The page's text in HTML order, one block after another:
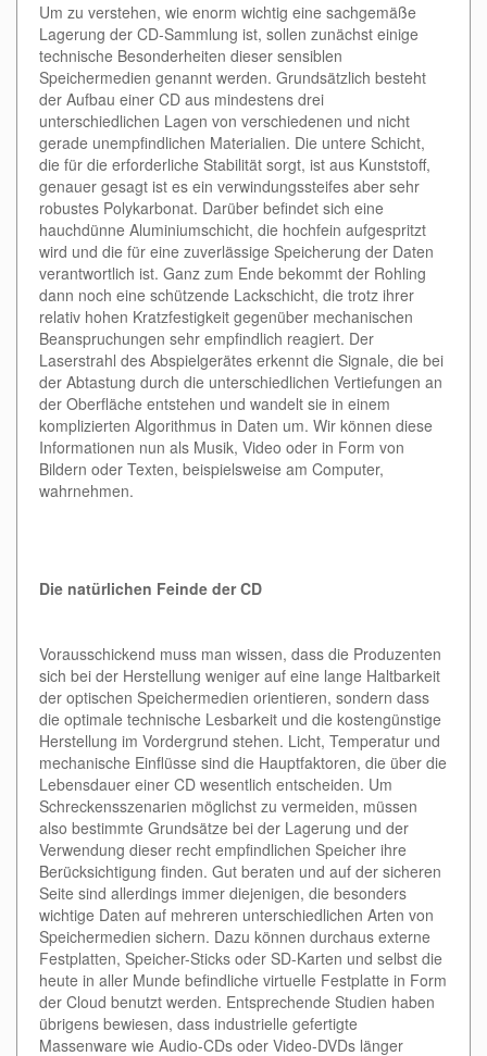
Um zu verstehen, wie enorm wichtig eine sachgemäße
Lagerung der CD-Sammlung ist, sollen zunächst einige
technische Besonderheiten dieser sensiblen
Speichermedien genannt werden. Grundsätzlich besteht
der Aufbau einer CD aus mindestens drei
unterschiedlichen Lagen von verschiedenen und nicht
gerade unempfindlichen Materialien. Die untere Schicht,
die für die erforderliche Stabilität sorgt, ist aus Kunststoff,
genauer gesagt ist es ein verwindungssteifes aber sehr
robustes Polykarbonat. Darüber befindet sich eine
hauchdünne Aluminiumschicht, die hochfein aufgespritzt
wird und die für eine zuverlässige Speicherung der Daten
verantwortlich ist. Ganz zum Ende bekommt der Rohling
dann noch eine schützende Lackschicht, die trotz ihrer
relativ hohen Kratzfestigkeit gegenüber mechanischen
Beanspruchungen sehr empfindlich reagiert. Der
Laserstrahl des Abspielgerätes erkennt die Signale, die bei
der Abtastung durch die unterschiedlichen Vertiefungen an
der Oberfläche entstehen und wandelt sie in einem
komplizierten Algorithmus in Daten um. Wir können diese
Informationen nun als Musik, Video oder in Form von
Bildern oder Texten, beispielsweise am Computer,
wahrnehmen.
Die natürlichen Feinde der CD
Vorausschickend muss man wissen, dass die Produzenten
sich bei der Herstellung weniger auf eine lange Haltbarkeit
der optischen Speichermedien orientieren, sondern dass
die optimale technische Lesbarkeit und die kostengünstige
Herstellung im Vordergrund stehen. Licht, Temperatur und
mechanische Einflüsse sind die Hauptfaktoren, die über die
Lebensdauer einer CD wesentlich entscheiden. Um
Schreckensszenarien möglichst zu vermeiden, müssen
also bestimmte Grundsätze bei der Lagerung und der
Verwendung dieser recht empfindlichen Speicher ihre
Berücksichtigung finden. Gut beraten und auf der sicheren
Seite sind allerdings immer diejenigen, die besonders
wichtige Daten auf mehreren unterschiedlichen Arten von
Speichermedien sichern. Dazu können durchaus externe
Festplatten, Speicher-Sticks oder SD-Karten und selbst die
heute in aller Munde befindliche virtuelle Festplatte in Form
der Cloud benutzt werden. Entsprechende Studien haben
übrigens bewiesen, dass industrielle gefertigte
Massenware wie Audio-CDs oder Video-DVDs länger